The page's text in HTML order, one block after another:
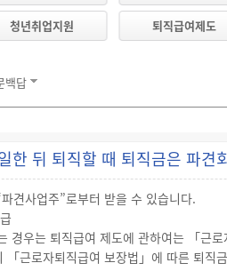
청년취업지원 퇴직급여제도
백답
한 뒤 퇴직할 때 퇴직금은 파
견사업주”로부터 받을 수 있습니다.
경우는 퇴직급여 제도에 관하여는 「근
근로자퇴직급여 보장법」에 따른 퇴직